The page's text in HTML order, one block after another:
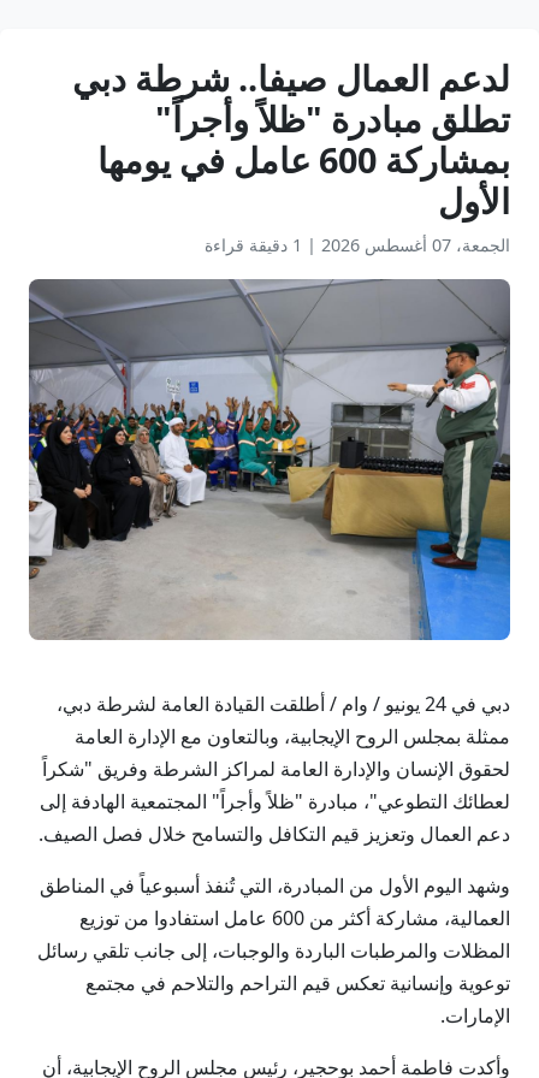
لدعم العمال صيفا.. شرطة دبي
تطلق مبادرة "ظلاً وأجراً"
بمشاركة 600 عامل في يومها
الأول
الجمعة، 07 أغسطس 2026 | 1 دقيقة قراءة
دبي في 24 يونيو / وام / أطلقت القيادة العامة لشرطة دبي،
ممثلة بمجلس الروح الإيجابية، وبالتعاون مع الإدارة العامة
لحقوق الإنسان والإدارة العامة لمراكز الشرطة وفريق "شكراً
لعطائك التطوعي"، مبادرة "ظلاً وأجراً" المجتمعية الهادفة إلى
دعم العمال وتعزيز قيم التكافل والتسامح خلال فصل الصيف.
وشهد اليوم الأول من المبادرة، التي تُنفذ أسبوعياً في المناطق
العمالية، مشاركة أكثر من 600 عامل استفادوا من توزيع
المظلات والمرطبات الباردة والوجبات، إلى جانب تلقي رسائل
توعوية وإنسانية تعكس قيم التراحم والتلاحم في مجتمع
الإمارات.
وأكدت فاطمة أحمد بوحجير، رئيس مجلس الروح الإيجابية، أن